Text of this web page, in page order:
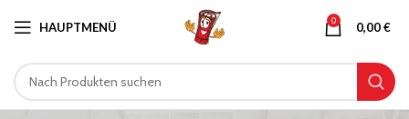
HAUPTMENÜ 0 0,00€